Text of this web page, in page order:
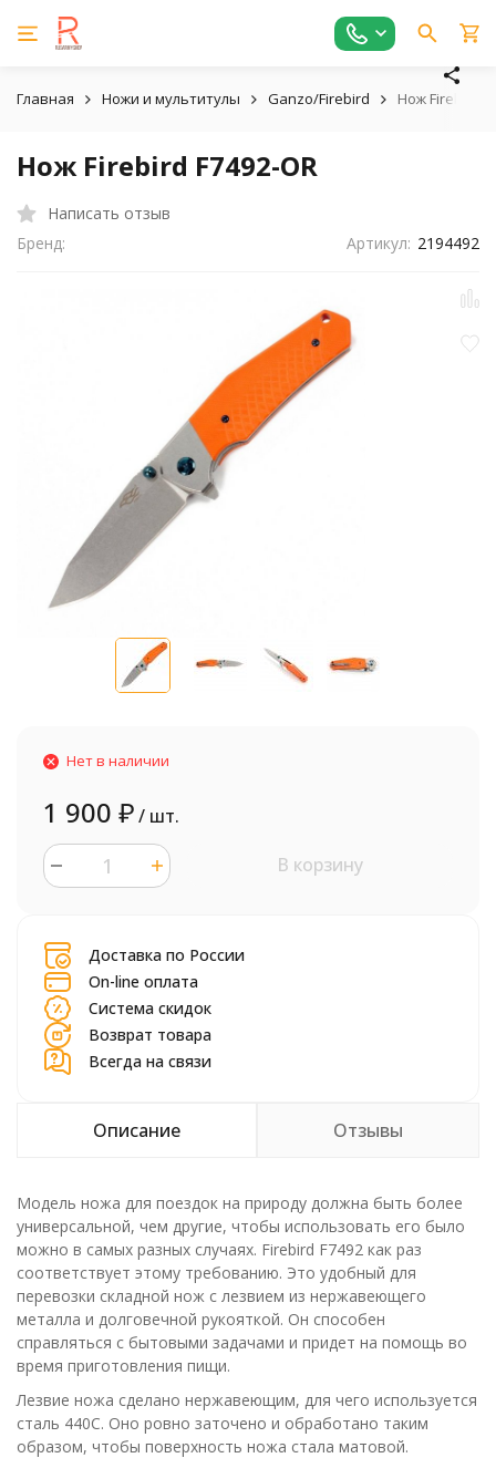
Главная Ножи и мультитулы Ganzo/Firebird Нож Firebird
Нож Firebird F7492-OR
Написать отзыв
Бренд:
Артикул: 2194492
Нет в наличии
1 900 ₽/ шт.
В корзину
Доставка по России
On-line оплата
Система скидок
Возврат товара
Всегда на связи
Описание Отзывы
Модель ножа для поездок на природу должна быть более
универсальной, чем другие, чтобы использовать его было
можно в самых разных случаях. Firebird F7492 как раз
соответствует этому требованию. Это удобный для
перевозки складной нож с лезвием из нержавеющего
металла и долговечной рукояткой. Он способен
справляться с бытовыми задачами и придет на помощь во
время приготовления пищи.
Лезвие ножа сделано нержавеющим, для чего используется
сталь 440С. Оно ровно заточено и обработано таким
образом, чтобы поверхность ножа стала матовой.